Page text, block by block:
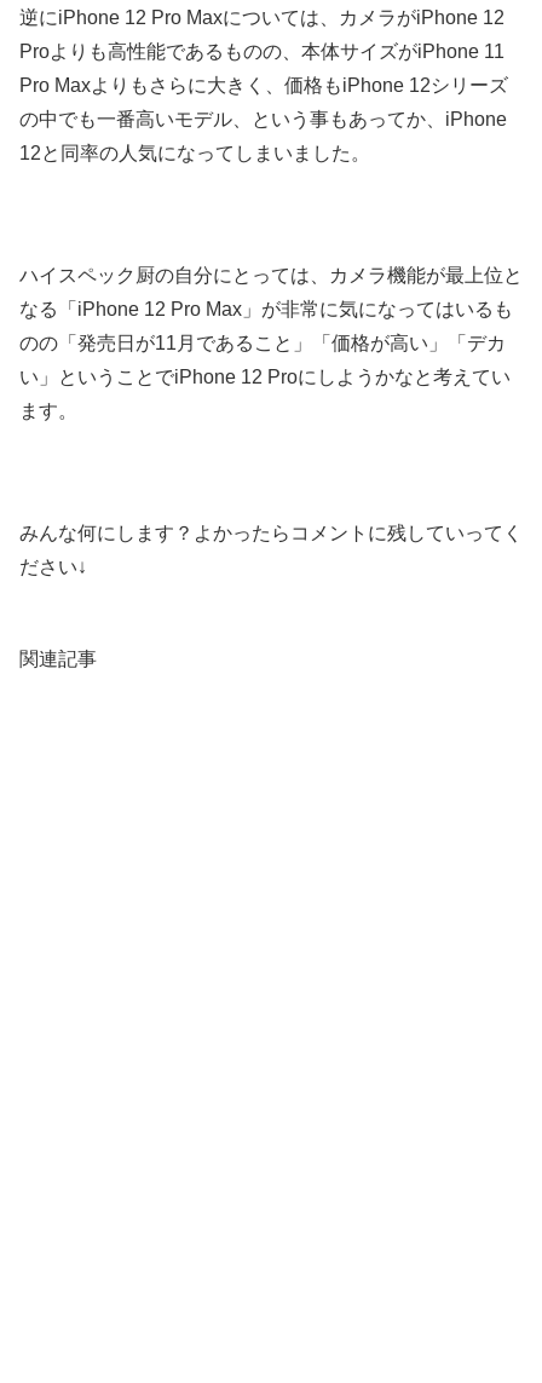
逆にiPhone 12 Pro Maxについては、カメラがiPhone 12
Proよりも高性能であるものの、本体サイズがiPhone 11
Pro Maxよりもさらに大きく、価格もiPhone 12シリーズ
の中でも一番高いモデル、という事もあってか、iPhone
12と同率の人気になってしまいました。
ハイスペック厨の自分にとっては、カメラ機能が最上位と
なる「iPhone 12 Pro Max」が非常に気になってはいるも
のの「発売日が11月であること」「価格が高い」「デカ
い」ということでiPhone 12 Proにしようかなと考えてい
ます。
みんな何にします？よかったらコメントに残していってく
ださい↓
関連記事